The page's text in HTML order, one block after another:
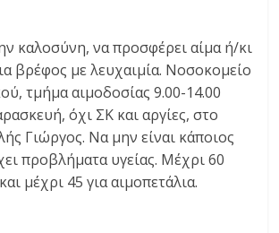
καλοσύνη, να προσφέρει αίμα ή/κι
βρέφος με λευχαιμία. Νοσοκομείο
τμήμα αιμοδοσίας 9.00-14.00
όχι ΣΚ και αργίες, στο
Γιώργος. Να μην είναι κάποιος
προβλήματα υγείας. Μέχρι 60
μέχρι 45 για αιμοπετάλια.